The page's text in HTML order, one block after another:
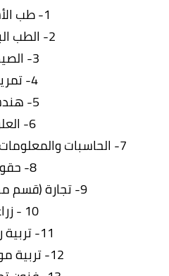
1- طب الأسنان
2- الطب البيطرى
3- الصيدلة
4- تمريض
5- هندسة
6- العلوم
7- الحاسبات والمعلومات والذكاء الإصطناعى
8- حقوق
9- تجارة (قسم محاسبة فقط)
10 - زراعة
11- تربية رياضية
12- تربية موسيقية